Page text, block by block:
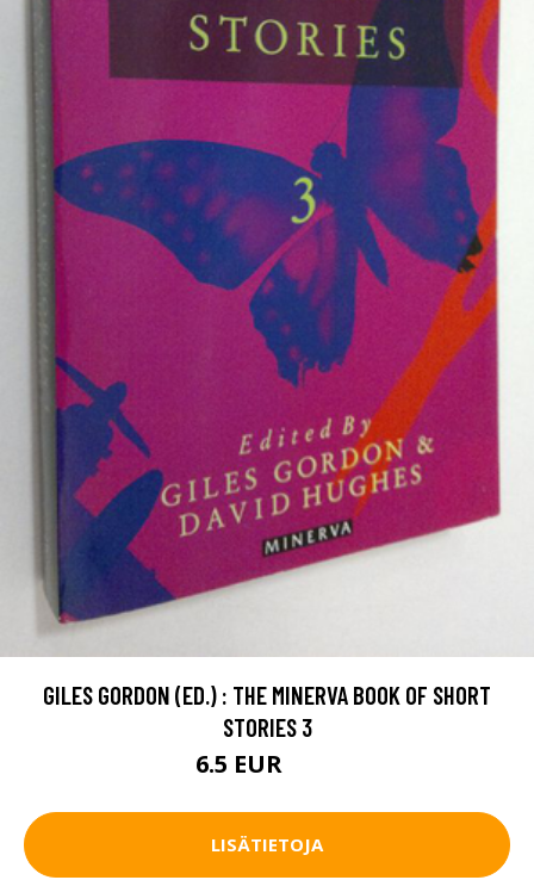
GILES GORDON (ED.) : THE MINERVA BOOK OF SHORT
STORIES 3
6.5 EUR
LISÄTIETOJA